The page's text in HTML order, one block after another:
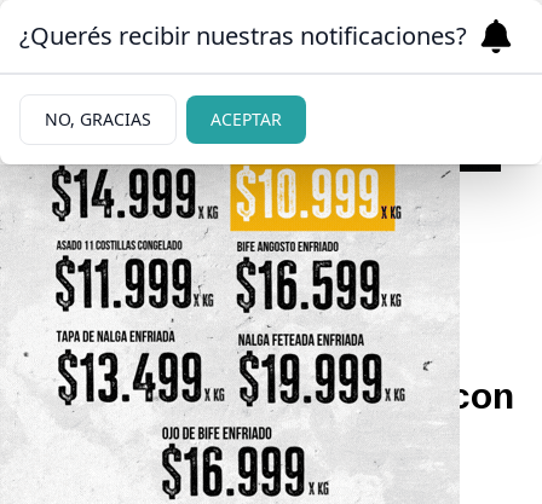
03/06/2026
Video. Tensión durante la
marcha de Ni Una Menos:
una conductora discutió con
manifestantes y debió
intervenir la Policía
¿Querés recibir nuestras notificaciones?
NO, GRACIAS ACEPTAR